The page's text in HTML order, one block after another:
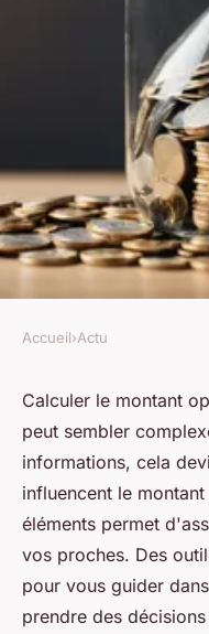
Calculer le
de votre
facilement
Élise•23 juin 2025 •4
Accueil›Actu
Calculer le montant
peut sembler
informations, cela
influencent le
éléments permet
vos proches. Des
pour vous guider
prendre des